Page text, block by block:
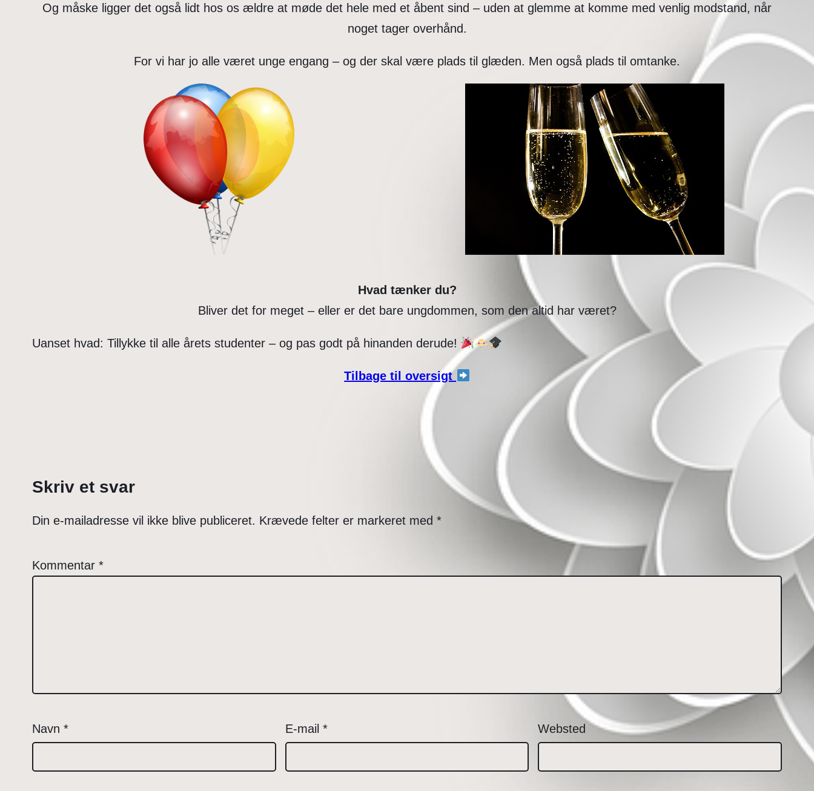
Og måske ligger det også lidt hos os ældre at møde det hele med et åbent sind – uden at glemme at komme med venlig modstand, når
noget tager overhånd.
For vi har jo alle været unge engang – og der skal være plads til glæden. Men også plads til omtanke.
Hvad tænker du?
Bliver det for meget – eller er det bare ungdommen, som den altid har været?
Uanset hvad: Tillykke til alle årets studenter – og pas godt på hinanden derude!
Tilbage til oversigt
Skriv et svar
Din e-mailadresse vil ikke blive publiceret. Krævede felter er markeret med *
Kommentar *
Navn * E-mail * Websted